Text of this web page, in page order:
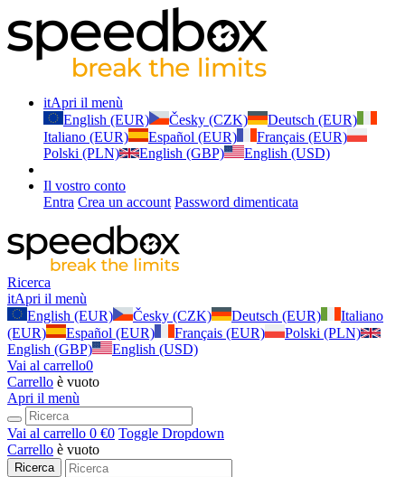
itApri il menù
English (EUR)
Česky (CZK)
Deutsch (EUR)
Italiano (EUR)
Español (EUR)
Français (EUR)
Polski (PLN)
English (GBP) English (USD)
Il vostro conto
Entra Crea un account Password dimenticata
Ricerca
itApri il menù
English (EUR)
Česky (CZK) Deutsch (EUR)
Italiano
(EUR)
Español (EUR) Français (EUR)
Polski (PLN)
English (GBP)
English (USD)
Vai al carrello0
Carrello è vuoto
Apri il menù
Vai al carrello 0 €0 Toggle Dropdown
Carrello è vuoto
Ricerca